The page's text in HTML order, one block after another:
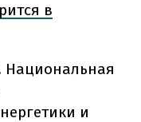
в
Национальная
и